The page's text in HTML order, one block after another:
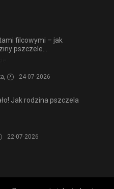
filcowymi – jak
pszczele...
24-07-2026
Jak rodzina pszczela
22-07-2026